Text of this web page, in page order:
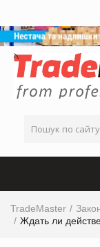
TradeMaster
Ждать ли